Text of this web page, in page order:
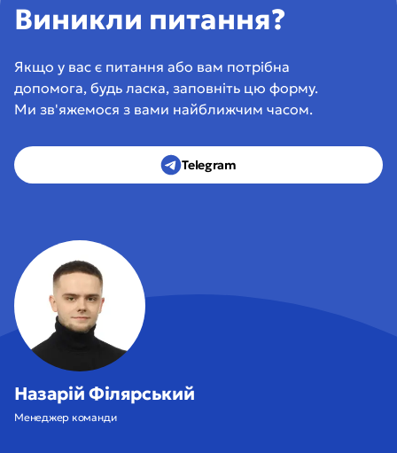
Виникли питання?
Якщо у вас є питання або вам потрібна
допомога, будь ласка, заповніть цю форму.
Ми зв'яжемося з вами найближчим часом.
Telegram
Назарій Філярський
Менеджер команди